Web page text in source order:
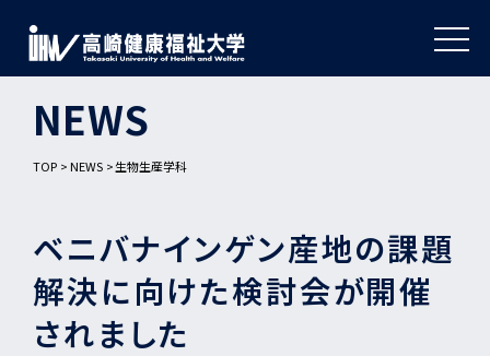
NEWS
TOP NEWS 生物生産学科
ベニバナインゲン産地の課題
解決に向けた検討会が開催
されました